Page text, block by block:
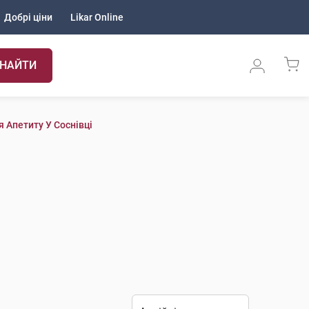
Добрі ціни Likar Online
У Соснівці